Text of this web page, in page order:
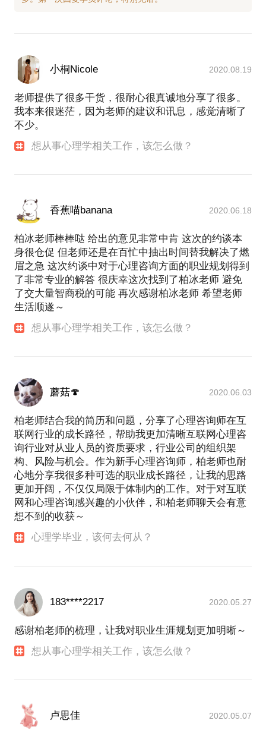
小桐Nicole 2020.08.19
老师提供了很多干货，很耐心很真诚地分享了很多。
我本来很迷茫，因为老师的建议和讯息，感觉清晰了
不少。
想从事心理学相关工作，该怎么做？
香蕉喵banana 2020.06.18
柏冰老师棒棒哒 给出的意见非常中肯 这次的约谈本
身很仓促 但老师还是在百忙中抽出时间替我解决了燃
眉之急 这次约谈中对于心理咨询方面的职业规划得到
了非常专业的解答 很庆幸这次找到了柏冰老师 避免
了交大量智商税的可能 再次感谢柏冰老师 希望老师
生活顺遂～
想从事心理学相关工作，该怎么做？
蘑菇🍄 2020.06.03
柏老师结合我的简历和问题，分享了心理咨询师在互
联网行业的成长路径，帮助我更加清晰互联网心理咨
询行业对从业人员的资质要求，行业公司的组织架
构、风险与机会。作为新手心理咨询师，柏老师也耐
心地分享我很多种可选的职业成长路径，让我的思路
更加开阔，不仅仅局限于体制内的工作。对于对互联
网和心理咨询感兴趣的小伙伴，和柏老师聊天会有意
想不到的收获～
心理学毕业，该何去何从？
183****2217 2020.05.27
感谢柏老师的梳理，让我对职业生涯规划更加明晰～
想从事心理学相关工作，该怎么做？
卢思佳 2020.05.07